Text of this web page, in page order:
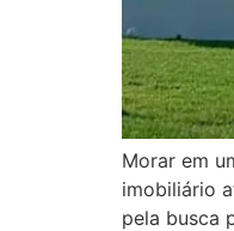
Morar em
imobiliário
pela busca